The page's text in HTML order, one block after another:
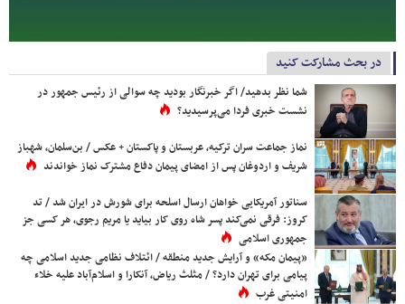
در بحث مشارکت کنید
شما نظر بدهید/ اگر خبرنگار بودید چه سوالی از رئیس جمهور در
نشست خبری فردا می‌پرسیدید؟
نماز جماعت سران ترکیه، عربستان و پاکستان + عکس / بن‌سلمان، شهباز
شریف و اردوغان پس از امضای پیمان دفاع مشترک نماز خواندند
سناتور آمریکایی خواهان ارسال اسلحه برای شورش در ایران شد / تد
کروز: فرقی نمی‌کند پسر شاه روی کار بیاید یا مریم رجوی، هر کسی جز
جمهوری اسلامی
«پیمان مکه» و آرایش جدید منطقه / ائتلاف نظامی جدید اسلامی چه
پیامی برای تهران دارد؟ / مثلث ریاض، آنکارا و اسلام‌آباد علیه خلاء
امنیتی غرب